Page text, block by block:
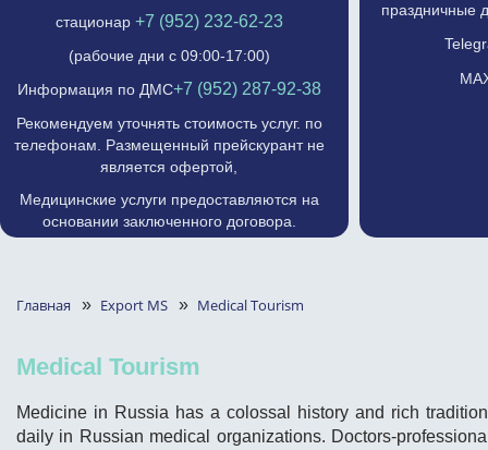
стационар +7 (952) 232-62-23
(рабочие дни с 09:00-17:00)
Информация по ДМС+7 (952) 287-92-38
Рекомендуем уточнять стоимость услуг. по
телефонам. Размещенный прейскурант не
является офертой,
Медицинские услуги предоставляются на
основании заключенного договора.
праздничные
Главная » Export MS » Medical Tourism
Medical Tourism
Medicine in Russia has a colossal history and rich
daily in Russian medical organizations. Doctors-